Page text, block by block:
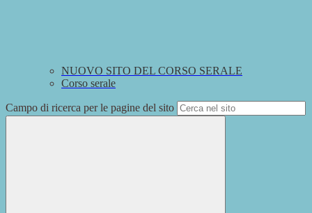
NUOVO SITO DEL CORSO SERALE
Corso serale
Campo di ricerca per le pagine del sito